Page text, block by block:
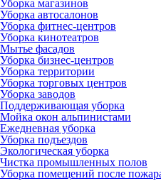
Уборка магазинов
Уборка автосалонов
Уборка фитнес-центров
Уборка кинотеатров
Мытье фасадов
Уборка бизнес-центров
Уборка территории
Уборка торговых центров
Уборка заводов
Поддерживающая уборка
Мойка окон альпинистами
Ежедневная уборка
Уборка подъездов
Экологическая уборка
Чистка промышленных полов
Уборка помещений после